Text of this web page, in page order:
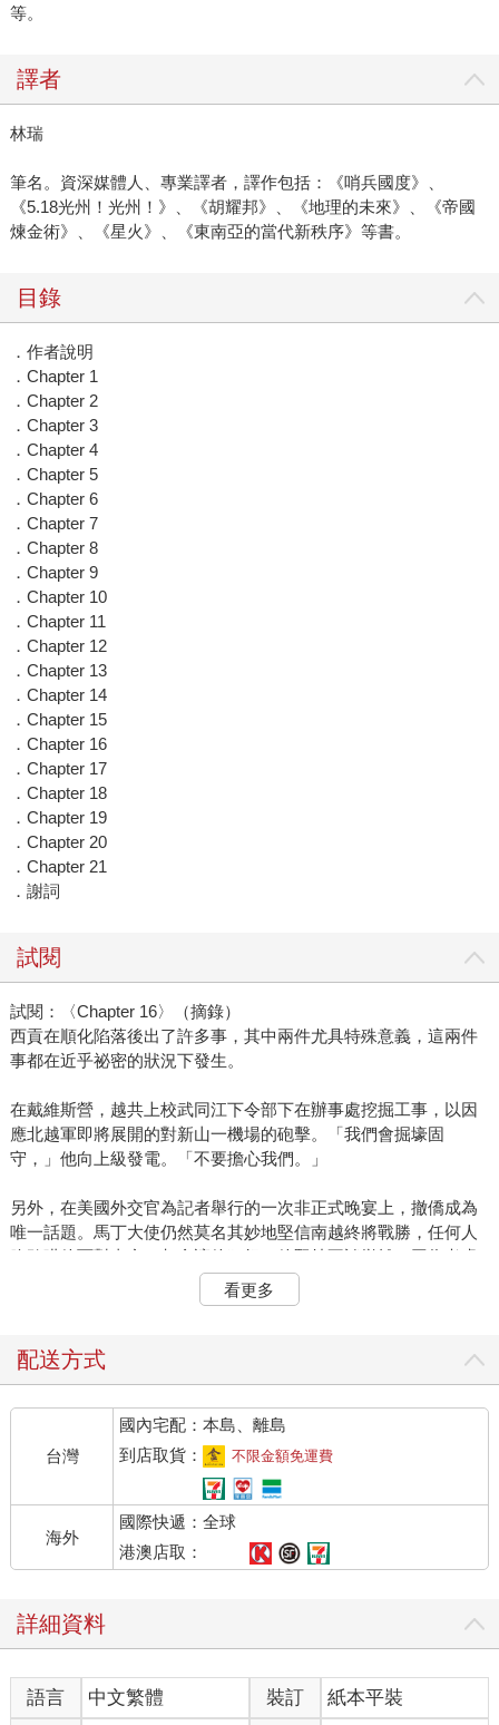
等。
譯者
林瑞
筆名。資深媒體人、專業譯者，譯作包括：《哨兵國度》、
《5.18光州！光州！》、《胡耀邦》、《地理的未來》、《帝國
煉金術》、《星火》、《東南亞的當代新秩序》等書。
目錄
．作者說明
．Chapter 1
．Chapter 2
．Chapter 3
．Chapter 4
．Chapter 5
．Chapter 6
．Chapter 7
．Chapter 8
．Chapter 9
．Chapter 10
．Chapter 11
．Chapter 12
．Chapter 13
．Chapter 14
．Chapter 15
．Chapter 16
．Chapter 17
．Chapter 18
．Chapter 19
．Chapter 20
．Chapter 21
．謝詞
試閱
試閱：〈Chapter 16〉（摘錄）
西貢在順化陷落後出了許多事，其中兩件尤具特殊意義，這兩件
事都在近乎祕密的狀況下發生。
在戴維斯營，越共上校武同江下令部下在辦事處挖掘工事，以因
應北越軍即將展開的對新山一機場的砲擊。「我們會掘壕固
守，」他向上級發電。「不要擔心我們。」
另外，在美國外交官為記者舉行的一次非正式晚宴上，撤僑成為
唯一話題。馬丁大使仍然莫名其妙地堅信南越終將戰勝，任何人
膽敢哄他面對事實，都會讓他狂怒。他堅持不談撤離，因為考慮
撤離只會重創西貢士氣，助長共產黨威風，以自我實現的預言形
式禍延子孫，寫入歷史。就這樣，記者在晚宴中獲悉，大使的部
時間、與會面地點告知記者。
「我們的越南工作人員怎麼辦？」潘恩問。
「我們會盡可能安排，」那外交官說。
「他們的眷屬呢？」孟戴爾問。
「只有直系親屬，不包括旁系親屬。」
四肢好像都無法動轉，只想整天躲在冷氣房裡睡覺。但他強迫自
己不斷地寫，每天寫兩篇，有時寫三篇，趕在比西貢時間晚十二
小時的波士頓截稿時間前交稿。
看更多
配送方式
台灣
國內宅配：本島、離島
到店取貨：
不限金額免運費
海外
國際快遞：全球
港澳店取：
詳細資料
語言 中文繁體 裝訂 紙本平裝